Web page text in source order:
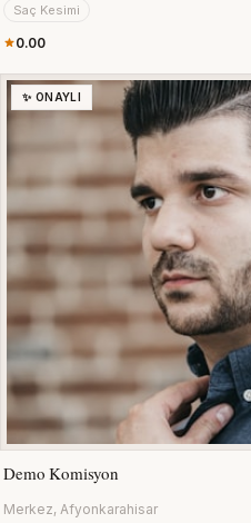
Saç Kesimi
0.00
✨ ONAYLI
Demo Komisyon
Merkez, Afyonkarahisar